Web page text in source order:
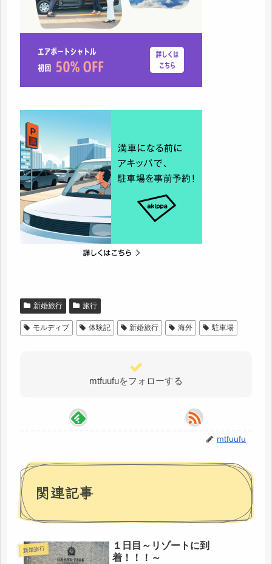
新婚旅行 旅行
モルディブ 体験記 新婚旅行 海外 駐車場
mtfuufuをフォローする
mtfuufu
関連記事
新婚旅行
１日目～リゾートに到
着！！！～